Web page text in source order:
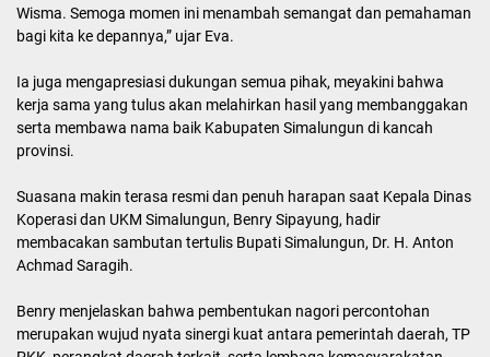
Wisma. Semoga momen ini menambah semangat dan pemahaman
bagi kita ke depannya,” ujar Eva.
Ia juga mengapresiasi dukungan semua pihak, meyakini bahwa
kerja sama yang tulus akan melahirkan hasil yang membanggakan
serta membawa nama baik Kabupaten Simalungun di kancah
provinsi.
Suasana makin terasa resmi dan penuh harapan saat Kepala Dinas
Koperasi dan UKM Simalungun, Benry Sipayung, hadir
membacakan sambutan tertulis Bupati Simalungun, Dr. H. Anton
Achmad Saragih.
Benry menjelaskan bahwa pembentukan nagori percontohan
merupakan wujud nyata sinergi kuat antara pemerintah daerah, TP